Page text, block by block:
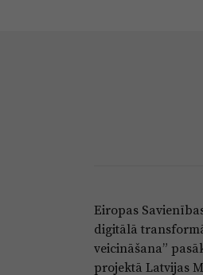
Eiropas
digitālā
veicināšana”
projektā Latvijas